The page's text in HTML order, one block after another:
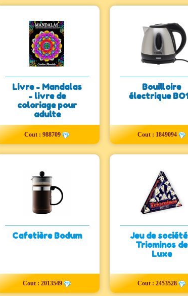
Livre - Mandalas
- livre de
coloriage pour
adulte
Cout : 988709
Bouilloire
électrique
Cout : 1849094
Cafetière Bodum
Cout : 2013549
Jeu de
Triominos de
Luxe
Cout : 2453528